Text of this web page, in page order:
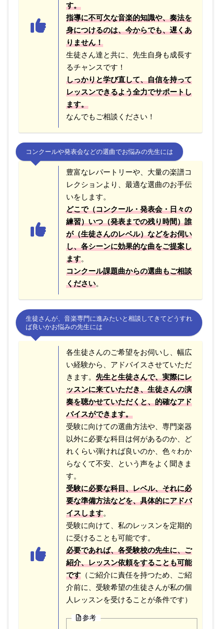
す。
指導に不可欠な音楽的知識や、奏法を
身につけるのは、今からでも、遅くあ
りません！
生徒さん達と共に、先生自身も成長す
るチャンスです！
しっかりと学び直して、自信を持って
レッスンできるよう全力でサポートし
ます。
なんでもご相談ください！
コンクールや発表会などの選曲でお悩みの先生には
豊富なレパートリーや、大量の楽譜コ
レクションより、最適な選曲のお手伝
いをします。
どこで（コンクール・発表会・日々の
練習）いつ（発表までの残り時間）誰
が（生徒さんのレベル）などをお伺い
し、各シーンに効果的な曲をご提案し
ます。
コンクール課題曲からの選曲もご相談
ください。
生徒さんが、音楽専門に進みたいと相談してきてどうすれ
ば良いかお悩みの先生には
各生徒さんのご希望をお伺いし、幅広
い経験から、アドバイスさせていただ
きます。 先生と生徒さんで、実際にレ
ッスンに来ていただき、生徒さんの演
奏を聴かせていただくと、的確なアド
バイスができます。
受験に向けての選曲方法や、専門楽器
以外に必要な科目は何があるのか、ど
れくらい弾ければ良いのか、色々わか
らなくて不安、という声をよく聞きま
す。
受験に必要な科目、レベル、それに必
要な準備方法などを、具体的にアドバ
イスします。
受験に向けて、私のレッスンを定期的
に受けることも可能です。
必要であれば、各受験校の先生に、ご
紹介、レッスン依頼をすることも可能
です （ご紹介に責任を持つため、ご紹
介前に、受験希望の生徒さんが私の個
人レッスンを受けることが条件です）
参考